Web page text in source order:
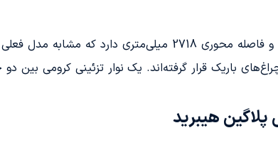
ابعاد این مدل به 4765/1837/1495 میلی‌متر می‌رسد و فاصله
هیبرید